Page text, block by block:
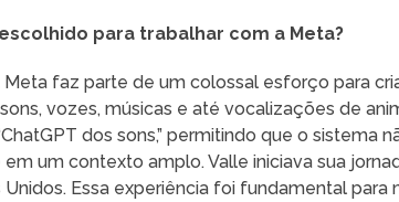
para trabalhar com a Meta?
Meta faz parte de um colossal esforço para
vozes, músicas e até vocalizações de
dos sons,” permitindo que o sistema
um contexto amplo. Valle iniciava sua
Unidos. Essa experiência foi fundamental